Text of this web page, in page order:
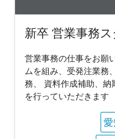
新卒 営業事務ス
営業事務の仕事をお願
ムを組み、受発注業務
務、 資料作成補助、
を行っていただきます